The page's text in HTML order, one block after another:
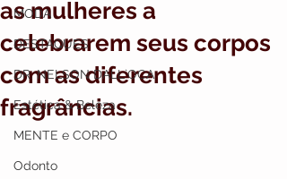
MODA
DESTAQUES
DR. NELSON DALL`OCA
Estética & Beleza
MENTE e CORPO
Odonto
as mulheres a
celebrarem seus corpos
com as diferentes
fragrâncias.